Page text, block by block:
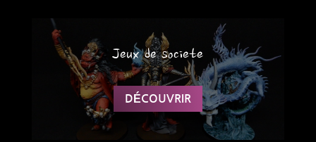
Jeux de societe
DÉCOUVRIR